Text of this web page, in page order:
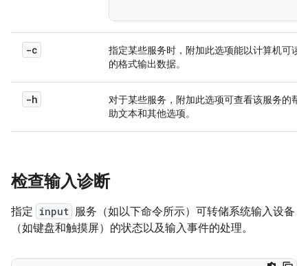
-c
指定某些服务时，附加此选项能以计算机可读
的格式输出数据。
-h
对于某些服务，附加此选项可查看该服务的帮
助文本和其他选项。
检查输入诊断
指定 input 服务（如以下命令所示）可转储系统输入设备
（如键盘和触摸屏）的状态以及输入事件的处理。